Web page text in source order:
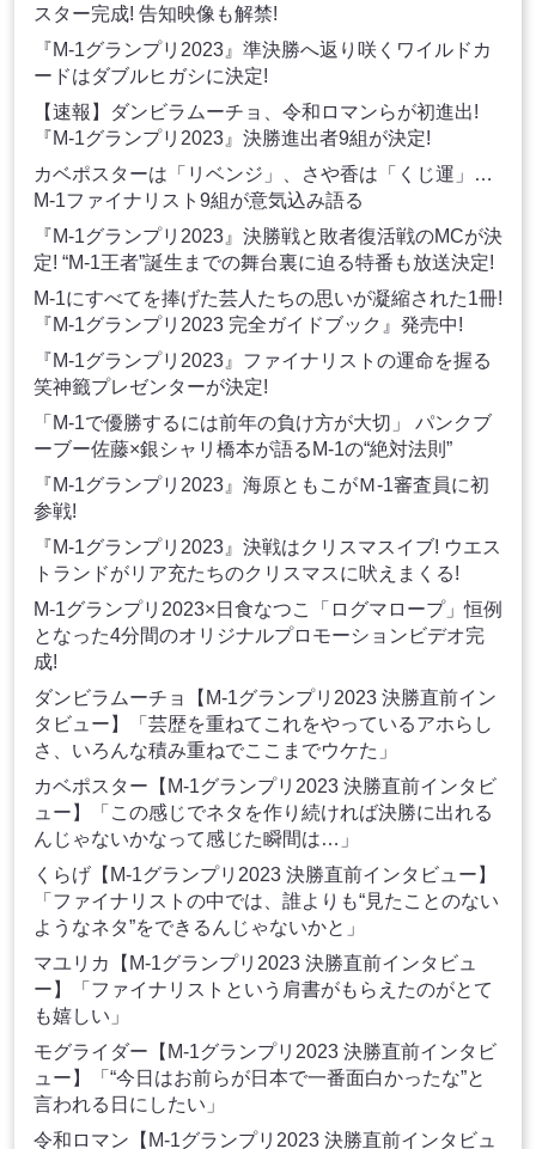
スター完成! 告知映像も解禁!
『M-1グランプリ2023』準決勝へ返り咲くワイルドカ
ードはダブルヒガシに決定!
【速報】ダンビラムーチョ、令和ロマンらが初進出!
『M-1グランプリ2023』決勝進出者9組が決定!
カベポスターは「リベンジ」、さや香は「くじ運」…
M-1ファイナリスト9組が意気込み語る
『M-1グランプリ2023』決勝戦と敗者復活戦のMCが決
定! “M-1王者”誕生までの舞台裏に迫る特番も放送決定!
M-1にすべてを捧げた芸人たちの思いが凝縮された1冊!
『M-1グランプリ2023 完全ガイドブック』発売中!
『M-1グランプリ2023』ファイナリストの運命を握る
笑神籤プレゼンターが決定!
「M-1で優勝するには前年の負け方が大切」 パンクブ
ーブー佐藤×銀シャリ橋本が語るM-1の“絶対法則”
『M-1グランプリ2023』海原ともこがＭ-1審査員に初
参戦!
『M-1グランプリ2023』決戦はクリスマスイブ! ウエス
トランドがリア充たちのクリスマスに吠えまくる!
M-1グランプリ2023×日食なつこ「ログマロープ」恒例
となった4分間のオリジナルプロモーションビデオ完
成!
ダンビラムーチョ【M-1グランプリ2023 決勝直前イン
タビュー】「芸歴を重ねてこれをやっているアホらし
さ、いろんな積み重ねでここまでウケた」
カベポスター【M-1グランプリ2023 決勝直前インタビ
ュー】「この感じでネタを作り続ければ決勝に出れる
んじゃないかなって感じた瞬間は…」
くらげ【M-1グランプリ2023 決勝直前インタビュー】
「ファイナリストの中では、誰よりも“見たことのない
ようなネタ”をできるんじゃないかと」
マユリカ【M-1グランプリ2023 決勝直前インタビュ
ー】「ファイナリストという肩書がもらえたのがとて
も嬉しい」
モグライダー【M-1グランプリ2023 決勝直前インタビ
ュー】「“今日はお前らが日本で一番面白かったな”と
言われる日にしたい」
令和ロマン【M-1グランプリ2023 決勝直前インタビュ